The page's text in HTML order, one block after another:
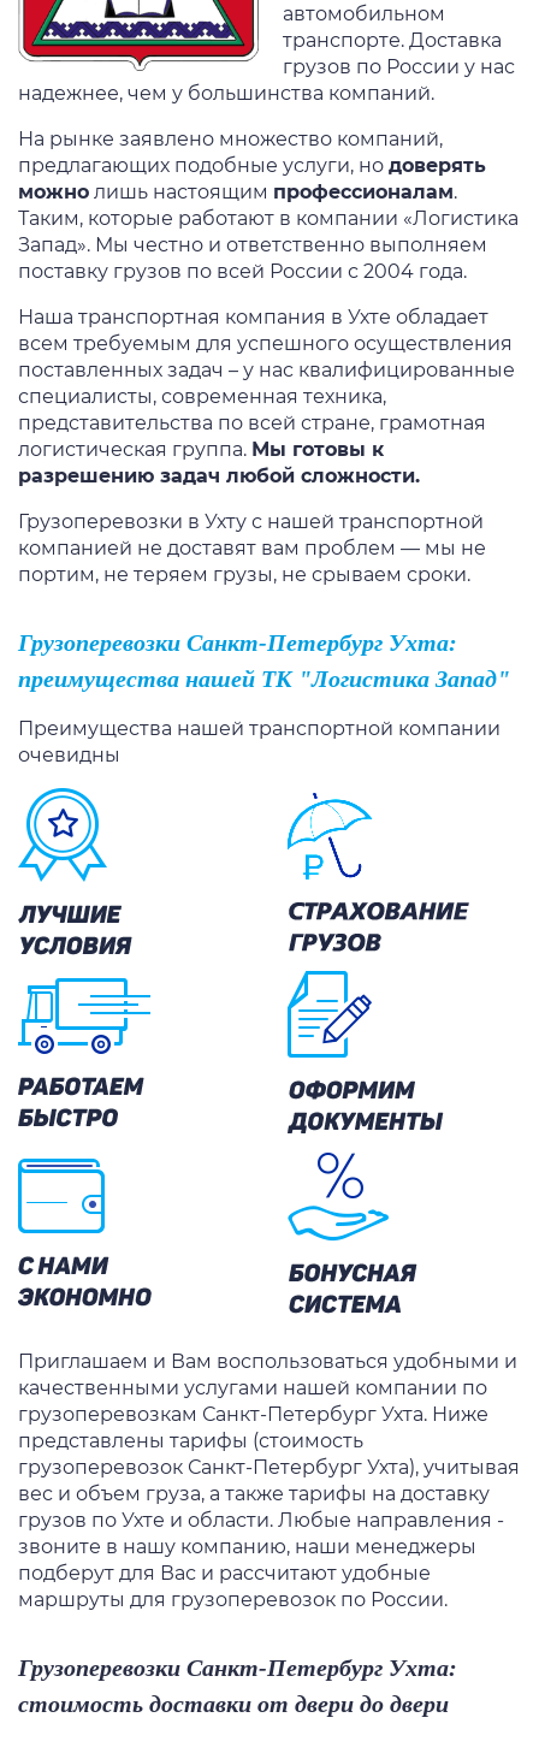
автомобильном
транспорте. Доставка
грузов по России у нас
надежнее, чем у большинства компаний.
На рынке заявлено множество компаний,
предлагающих подобные услуги, но доверять
можно лишь настоящим профессионалам.
Таким, которые работают в компании «Логистика
Запад». Мы честно и ответственно выполняем
поставку грузов по всей России с 2004 года.
Наша транспортная компания в Ухте обладает
всем требуемым для успешного осуществления
поставленных задач – у нас квалифицированные
специалисты, современная техника,
представительства по всей стране, грамотная
логистическая группа. Мы готовы к
разрешению задач любой сложности.
Грузоперевозки в Ухту с нашей транспортной
компанией не доставят вам проблем — мы не
портим, не теряем грузы, не срываем сроки.
Грузоперевозки Санкт-Петербург Ухта:
преимущества нашей ТК "Логистика Запад"
Преимущества нашей транспортной компании
очевидны
Приглашаем и Вам воспользоваться удобными и
качественными услугами нашей компании по
грузоперевозкам Санкт-Петербург Ухта. Ниже
представлены тарифы (стоимость
грузоперевозок Санкт-Петербург Ухта), учитывая
вес и объем груза, а также тарифы на доставку
грузов по Ухте и области. Любые направления -
звоните в нашу компанию, наши менеджеры
подберут для Вас и рассчитают удобные
маршруты для грузоперевозок по России.
Грузоперевозки Санкт-Петербург Ухта:
стоимость доставки от двери до двери